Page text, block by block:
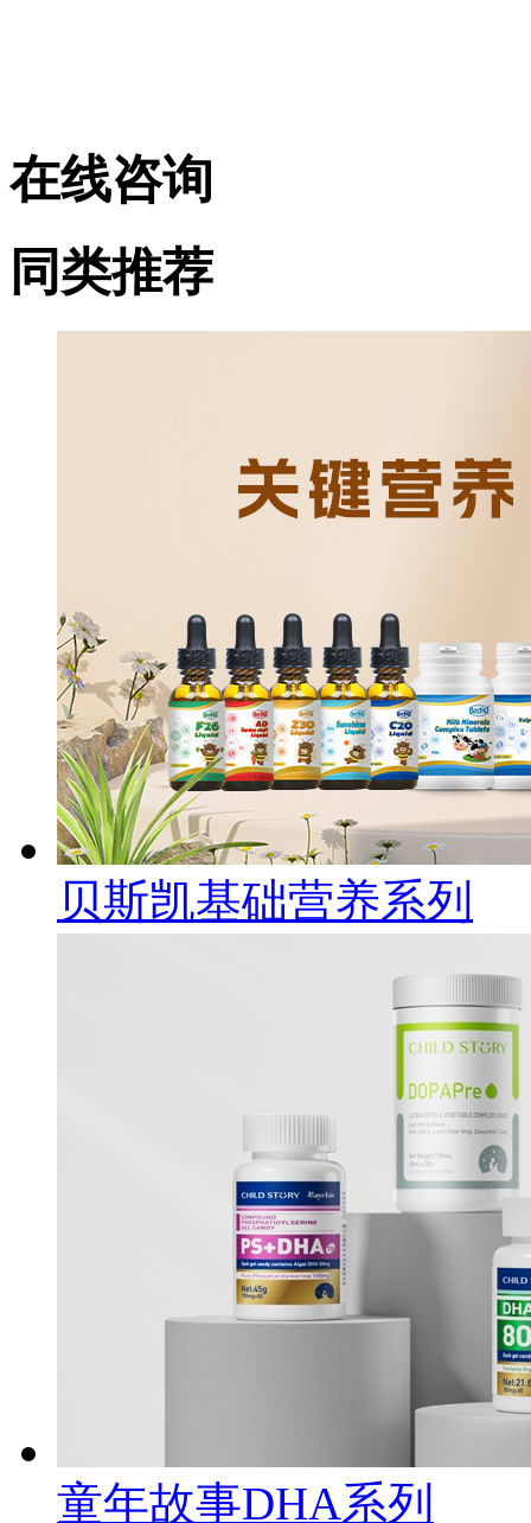
在线咨询
同类推荐
贝斯凯基础营养系列
童年故事DHA系列